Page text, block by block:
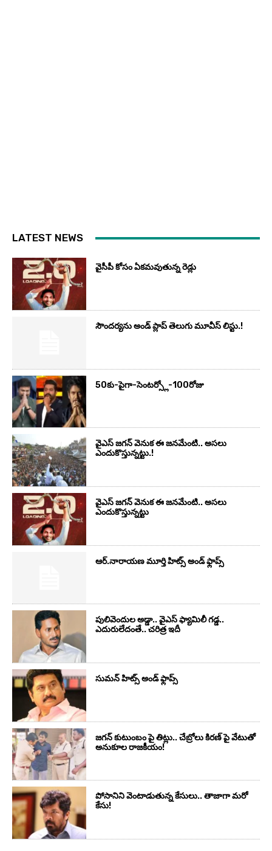
LATEST NEWS
వైసీపీ కోసం ఏక‌మ‌వుతున్న రెడ్లు
సౌందర్యను అండ్‌ ప్లాప్‌ తెలుగు మూవీస్‌ లిస్టు.!
50కు-పైగా-సెంటర్స్లో-100రోజు
వైఎస్‌ జగన్‌ వెనుక ఈ జనమేంటి.. అసలు
ఎందుకొస్తున్నట్టు.!
వైఎస్‌ జగన్‌ వెనుక ఈ జనమేంటి.. అసలు
ఎందుకొస్తున్నట్టు
ఆర్‌.నారాయ‌ణ మూర్తి హిట్స్ అండ్ ఫ్లాప్స్‌
పులివెందుల అడ్డా.. వైఎస్ ఫ్యామిలీ గడ్డ..
ఎదురులేదంతే.. చరిత్ర ఇదీ
సుమ‌న్ హిట్స్ అండ్ ఫ్లాప్స్‌
జగన్ కుటుంబం పై తిట్లు.. చేబ్రోలు కిరణ్ పై వేటుతో
అనుకూల రాజకీయం!
పోసానిని వెంటాడుతున్న కేసులు.. తాజాగా మరో
కేసు!